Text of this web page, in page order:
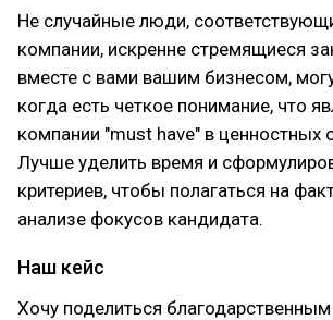
Не случайные люди,
компании, искренне стремящиеся
вместе с вами вашим бизнесом,
когда есть четкое понимание, что
компании "must have" в ценностных
Лучше уделить время и
критериев, чтобы полагаться на
анализе фокусов кандидата.
Наш кейс
Хочу поделиться